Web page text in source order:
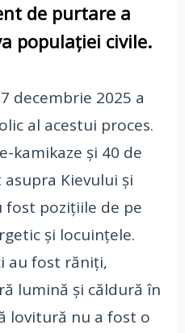
de purtare a
populației civile.
decembrie 2025 a
al acestui proces.
kamikaze și 40 de
Kievului și
fost pozițiile de pe
și locuințele.
au fost răniți,
lumină și căldură în
lovitură nu a fost o